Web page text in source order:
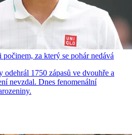
za který se pohár nedává
odehrál 1750 zápasů ve dvouhře a
nevzdal. Dnes fenomenální